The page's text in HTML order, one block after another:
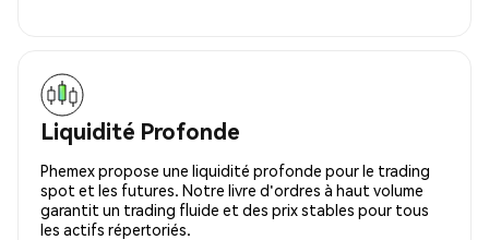
Liquidité Profonde
Phemex propose une liquidité profonde pour le trading
spot et les futures. Notre livre d'ordres à haut volume
garantit un trading fluide et des prix stables pour tous
les actifs répertoriés.